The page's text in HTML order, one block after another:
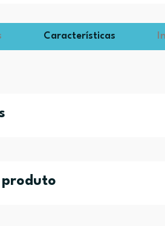
Características
produto